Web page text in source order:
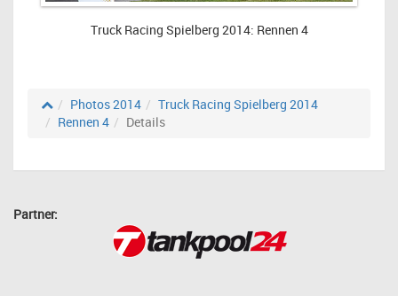
Truck Racing Spielberg 2014: Rennen 4
Photos 2014
Truck Racing Spielberg 2014
Rennen 4
Details
Partner: